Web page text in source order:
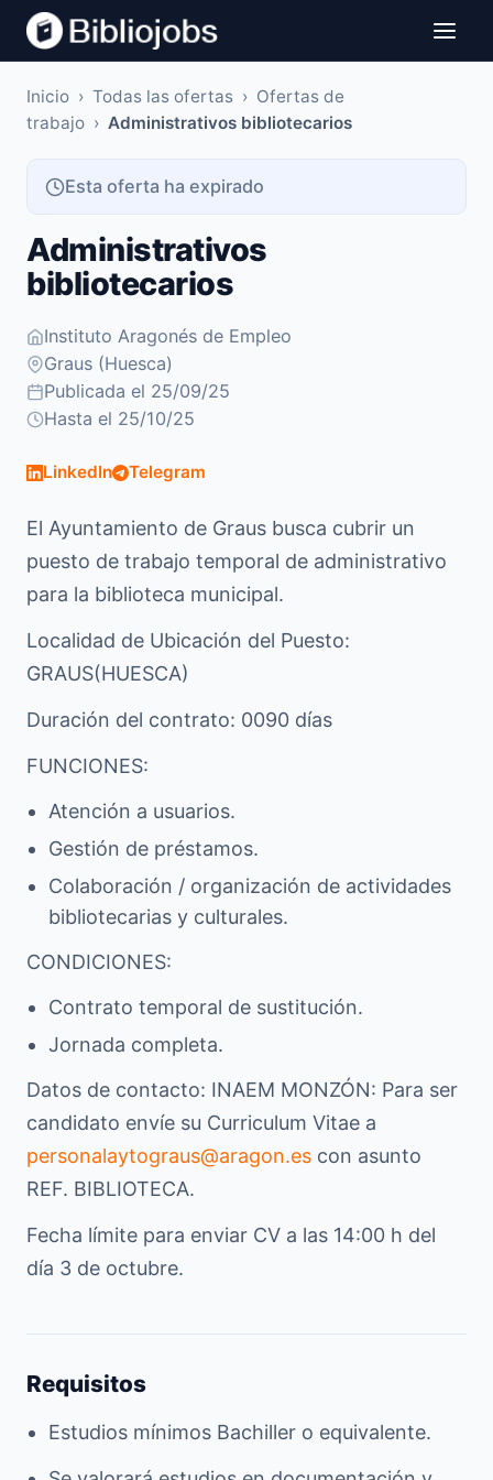
Inicio › Todas las ofertas › Ofertas de
trabajo › Administrativos bibliotecarios
Esta oferta ha expirado
Administrativos
bibliotecarios
Instituto Aragonés de Empleo
Graus (Huesca)
Publicada el 25/09/25
Hasta el 25/10/25
LinkedIn Telegram
El Ayuntamiento de Graus busca cubrir un
puesto de trabajo temporal de administrativo
para la biblioteca municipal.
Localidad de Ubicación del Puesto:
GRAUS(HUESCA)
Duración del contrato: 0090 días
FUNCIONES:
Atención a usuarios.
Gestión de préstamos.
Colaboración / organización de actividades
bibliotecarias y culturales.
CONDICIONES:
Contrato temporal de sustitución.
Jornada completa.
Datos de contacto: INAEM MONZÓN: Para ser
candidato envíe su Curriculum Vitae a
personalaytograus@aragon.es con asunto
REF. BIBLIOTECA.
Fecha límite para enviar CV a las 14:00 h del
día 3 de octubre.
Requisitos
Estudios mínimos Bachiller o equivalente.